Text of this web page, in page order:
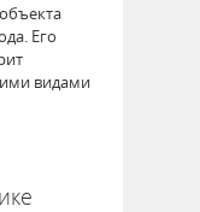
Его
видами